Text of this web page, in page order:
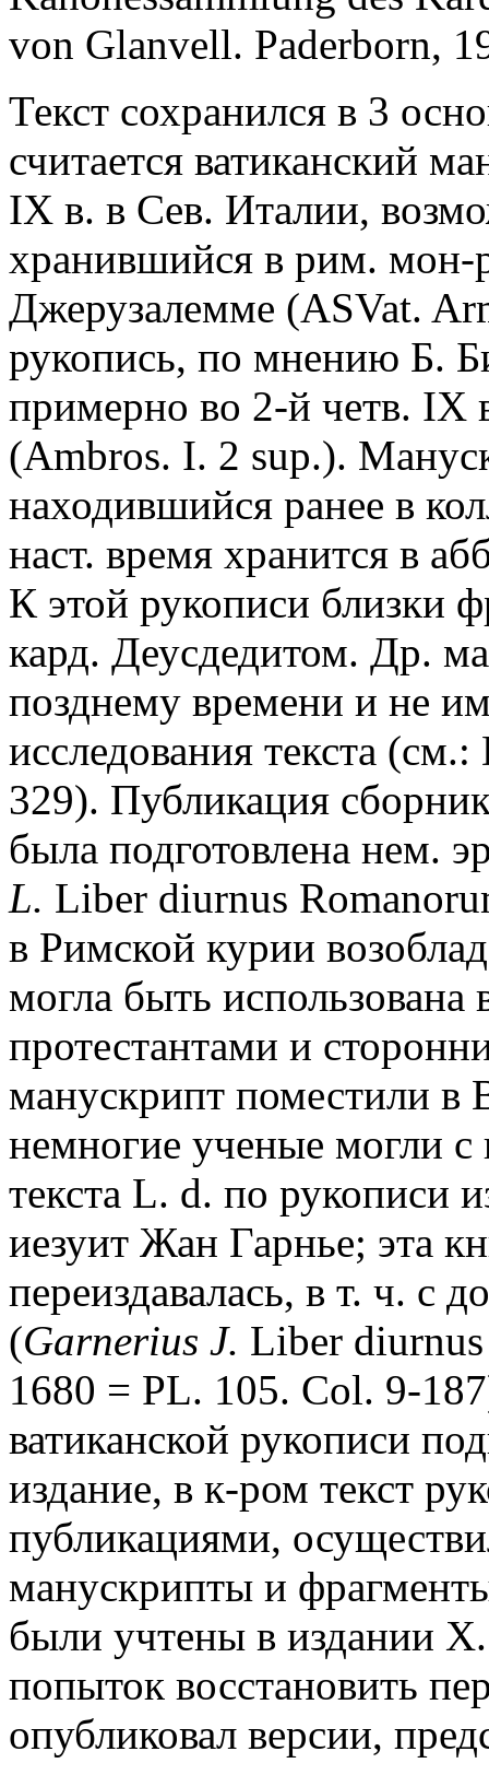
von Glanvell. Paderborn,
Текст сохранился в 3
считается ватиканский
IX в. в Сев. Италии,
хранившийся в рим. мон-
Джерузалемме (ASVat.
рукопись, по мнению Б.
примерно во 2-й четв.
(Ambros. I. 2 sup.).
находившийся ранее в
наст. время хранится в
К этой рукописи близки
кард. Деусдедитом. Др.
позднему времени и не
исследования текста
329). Публикация
была подготовлена нем.
L. Liber diurnus
в Римской курии
могла быть
протестантами и
манускрипт поместили в
немногие ученые могли
текста L. d. по рукописи
иезуит Жан Гарнье; эта
переиздавалась, в т. ч. с
(Garnerius J. Liber
1680 = PL. 105. Col. 9-
ватиканской рукописи
издание, в к-ром текст
публикациями,
манускрипты и
были учтены в издании Х.
попыток восстановить
опубликовал версии,